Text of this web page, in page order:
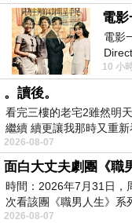
電影
10 小
。讀後。
看完三樓的老宅2雖然明
繼續 續更讓我那時又重
有
2026-08-07
面白大丈夫劇團《職
時間：2026年7月31日
次看該團《職男人生》系
2026-08-07